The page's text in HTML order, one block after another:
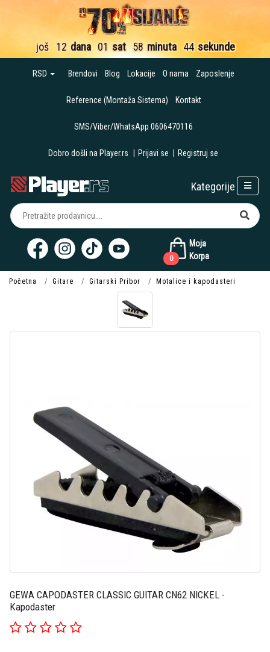
još 12 dana 01 sat 58 minuta 43 sekunde
RSD Brendovi Blog Lokacije O nama Zaposlenje
Reference (Montaža Sistema) Kontakt
SMS/Viber/WhatsApp 0606470116
Dobro došli na Player.rs Prijavi se Registruj se
Moja
Korpa
0
Kategorije
Početna Gitare Gitarski Pribor Motalice i kapodasteri
GEWA CAPODASTER CLASSIC GUITAR CN62 NICKEL -
Kapodaster